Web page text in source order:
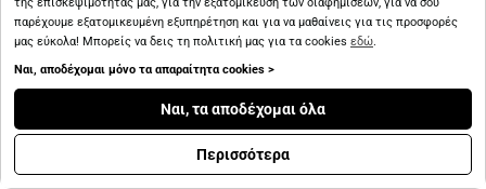
παρέχουμε εξατομικευμένη εξυπηρέτηση και για να μαθαίνεις για τις προσφορές
μας εύκολα! Μπορείς να δεις τη πολιτική μας για τα cookies εδώ.
Ναι, αποδέχομαι μόνο τα απαραίτητα cookies >
Ναι, τα αποδέχομαι όλα
Περισσότερα